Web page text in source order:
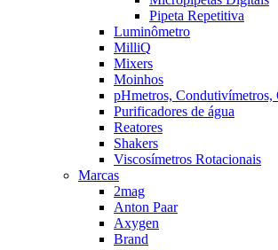
Pipeta Repetitiva
Luminômetro
MilliQ
Mixers
Moinhos
pHmetros, Condutivímetros,
Purificadores de água
Reatores
Shakers
Viscosímetros Rotacionais
Marcas
2mag
Anton Paar
Axygen
Brand